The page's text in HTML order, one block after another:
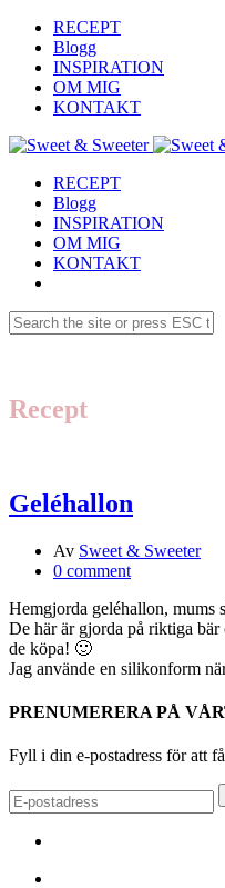
RECEPT
Blogg
INSPIRATION
OM MIG
KONTAKT
RECEPT
Blogg
INSPIRATION
OM MIG
KONTAKT
Recept
Geléhallon
Av Sweet & Sweeter
0 comment
Hemgjorda geléhallon, mums
De här är gjorda på riktiga
de köpa! 🙂
Jag använde en silikonform
PRENUMERERA PÅ
Fyll i din e-postadress för att